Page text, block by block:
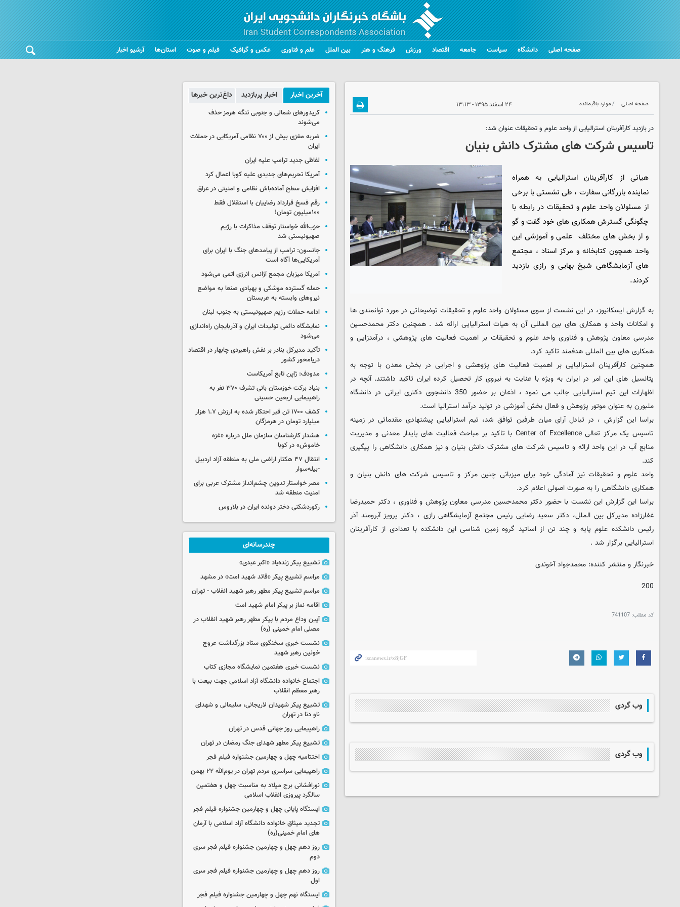
صفحه اصلی دانشگاه سیاست جامعه اقتصاد ورزش فرهنگ و هنر بین الملل علم و فناوری عکس و گرافیک فیلم و صوت استان‌ها آرشیو اخبار
صفحه اصلی موارد باقیمانده ۲۴ اسفند ۱۳۹۵ - ۱۳:۱۳
در بازدید کارآفرینان استرالیایی از واحد علوم و تحقیقات عنوان شد:
تاسیس شرکت های مشترک دانش بنیان
هیاتی از کارآفرینان استرالیایی به همراه
نماینده بازرگانی سفارت ، طی نشستی با برخی
از مسئولان واحد علوم و تحقیقات در رابطه با
چگونگی گسترش همکاری های خود گفت و گو
و از بخش های مختلف علمی و آموزشی این
واحد همچون کتابخانه و مرکز اسناد ، مجتمع
های آزمایشگاهی شیخ بهایی و رازی بازدید
کردند.
به گزارش ایسکانیوز، در این نشست از سوی مسئولان واحد علوم و تحقیقات توضیحاتی در مورد توانمندی ها
و امکانات واحد و همکاری های بین المللی آن به هیات استرالیایی ارائه شد . همچنین دکتر محمدحسین
مدرسی معاون پژوهش و فناوری واحد علوم و تحقیقات بر اهمیت فعالیت های پژوهشی ، درآمدزایی و
همکاری های بین المللی هدفمند تاکید کرد.
همچنین کارآفرینان استرالیایی بر اهمیت فعالیت های پژوهشی و اجرایی در بخش معدن با توجه به
پتانسیل های این امر در ایران به ویژه با عنایت به نیروی کار تحصیل کرده ایران تاکید داشتند. آنچه در
اظهارات این تیم استرالیایی جالب می نمود ، اذعان بر حضور 350 دانشجوی دکتری ایرانی در دانشگاه
ملبورن به عنوان موتور پژوهش و فعال بخش آموزشی در تولید درآمد استرالیا است.
براسا این گزارش ، در تبادل آرای میان طرفین توافق شد، تیم استرالیایی پیشنهادی مقدماتی در زمینه
تاسیس یک مرکز تعالی Center of Excellence با تاکید بر مباحث فعالیت های پایدار معدنی و مدیریت
منابع آب در این واحد ارائه و تاسیس شرکت های مشترک دانش بنیان و نیز همکاری دانشگاهی را پیگیری
کند.
واحد علوم و تحقیقات نیز آمادگی خود برای میزبانی چنین مرکز و تاسیس شرکت های دانش بنیان و
همکاری دانشگاهی را به صورت اصولی اعلام کرد.
براسا این گزارش این نشست با حضور دکتر محمدحسین مدرسی معاون پژوهش و فناوری ، دکتر حمیدرضا
غفارزاده مدیرکل بین الملل، دکتر سعید رضایی رئیس مجتمع آزمایشگاهی رازی ، دکتر پرویز آبرومند آذر
رئیس دانشکده علوم پایه و چند تن از اساتید گروه زمین شناسی این دانشکده با تعدادی از کارآفرینان
استرالیایی برگزار شد .
خبرنگار و منتشر کننده: محمدجواد آخوندی
200
کد مطلب: 741107
وب گردی
وب گردی
آخرین اخبار اخبار پربازدید داغ‌ترین خبرها
کریدورهای شمالی و جنوبی تنگه هرمز حذف
می‌شوند
ضربه مغزی بیش از ۷۰۰ نظامی آمریکایی در حملات
ایران
لفاظی جدید ترامپ علیه ایران
آمریکا تحریم‌های جدیدی علیه کوبا اعمال کرد
افزایش سطح آماده‌باش نظامی و امنیتی در عراق
رقم فسخ قرارداد رضاییان با استقلال فقط
۱۰۰میلیون تومان!
حزب‌الله خواستار توقف مذاکرات با رژیم
صهیونیستی شد
جانسون: ترامپ از پیامدهای جنگ با ایران برای
آمریکایی‌ها آگاه است
آمریکا میزبان مجمع آژانس انرژی اتمی می‌شود
حمله گسترده موشکی و پهپادی صنعا به مواضع
نیروهای وابسته به عربستان
ادامه حملات رژیم صهیونیستی به جنوب لبنان
نمایشگاه دائمی تولیدات ایران و آذربایجان راه‌اندازی
می‌شود
تأکید مدیرکل بنادر بر نقش راهبردی چابهار در اقتصاد
دریامحور کشور
مدودف: ژاپن تابع آمریکاست
بنیاد برکت خوزستان بانی تشرف ۳۷۰ نفر به
راهپیمایی اربعین حسینی
کشف ۱۷۰۰ تن قیر احتکار شده به ارزش ۱.۷ هزار
میلیارد تومان در هرمزگان
هشدار کارشناسان سازمان ملل درباره «غزه‌
خاموش» در کوبا
انتقال ۴۷ هکتار اراضی ملی به منطقه آزاد اردبیل
-بیله‌سوار
مصر خواستار تدوین چشم‌انداز مشترک عربی برای
امنیت منطقه شد
رکوردشکنی دختر دونده ایران در بلاروس
چندرسانه‌ای
تشییع پیکر زنده‌یاد «اکبر عبدی»
مراسم تشییع پیکر «قائد شهید امت» در مشهد
مراسم تشییع پیکر مطهر رهبر شهید انقلاب - تهران
اقامه نماز بر پیکر امام شهید امت
آیین وداع مردم با پیکر مطهر رهبر شهید انقلاب در
مصلی امام خمینی (ره)
نشست خبری سخنگوی ستاد بزرگداشت عروج
خونین رهبر شهید
نشست خبری هفتمین نمایشگاه مجازی کتاب
اجتماع خانواده دانشگاه آزاد اسلامی جهت بیعت با
رهبر معظم انقلاب
تشییع پیکر شهیدان لاریجانی، سلیمانی و شهدای
ناو دنا در تهران
راهپیمایی روز جهانی قدس در تهران
تشییع پیکر مطهر شهدای جنگ رمضان در تهران
اختتامیه چهل و چهارمین جشنواره فیلم فجر
راهپیمایی سراسری مردم تهران در یوم‌الله ۲۲ بهمن
نورافشانی برج میلاد به مناسبت چهل‌ و هفتمین
سالگرد پیروزی انقلاب اسلامی
ایستگاه پایانی چهل و چهارمین جشنواره فیلم فجر
تجدید میثاق خانواده دانشگاه آزاد اسلامی با آرمان
های امام خمینی(ره)
روز دهم چهل و چهارمین جشنواره فیلم فجر سری
دوم
روز دهم چهل و چهارمین جشنواره فیلم فجر سری
اول
ایستگاه نهم چهل و چهارمین جشنواره فیلم فجر